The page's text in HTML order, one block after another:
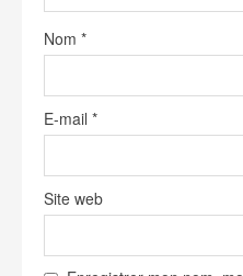
i
n
g
Nom *
E-mail *
Site web